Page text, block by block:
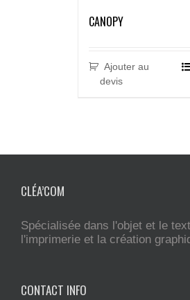
CANOPY
Ajouter au
devis
CLÉA’COM
Spécialisée dans l'objet et le
l'imprimerie et la création
CONTACT INFO